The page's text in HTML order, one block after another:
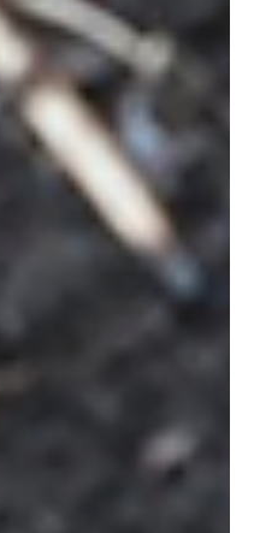
transitaba por el sector.
el menor sufrió un trauma
inferiores. La víctima fue
y evacuada